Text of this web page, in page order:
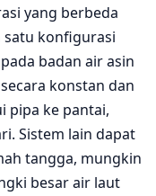
yang berbeda
satu konfigurasi
badan air asin
konstan dan
pipa ke pantai,
Sistem lain dapat
tangga, mungkin
besar air laut